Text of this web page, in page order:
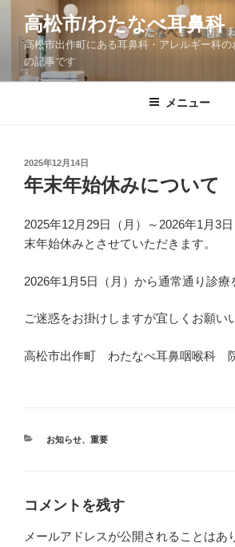
ツ
高松市/わたなべ耳鼻科
高松市出作町にある耳鼻科・アレルギー科
の記事です
メニュー
投
稿
日:
2025年12月14日
年末年始休みについて
2025年12月29日（月）～2026年1月3
末年始休みとさせていただきます。
2026年1月5日（月）から通常通り診療
ご迷惑をお掛けしますが宜しくお願い
高松市出作町 わたなべ耳鼻咽喉科
カ
お知らせ、 重要
コメントを残す
メールアドレスが公開されることはあ